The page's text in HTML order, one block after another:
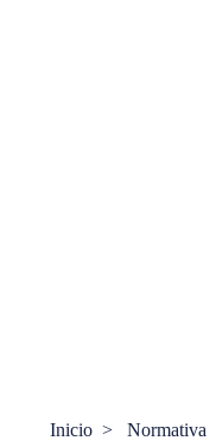
Inicio Normativa